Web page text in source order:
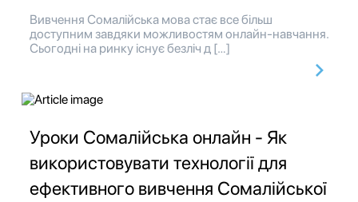
Вивчення Сомалійська мова стає все більш
доступним завдяки можливостям онлайн-навчання.
Сьогодні на ринку існує безліч д […]
Уроки Сомалійська онлайн - Як
використовувати технології для
ефективного вивчення Сомалійської